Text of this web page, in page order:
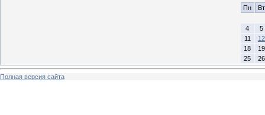
Пн Вт
4
5
11
12
18
19
25
26
Полная версия сайта